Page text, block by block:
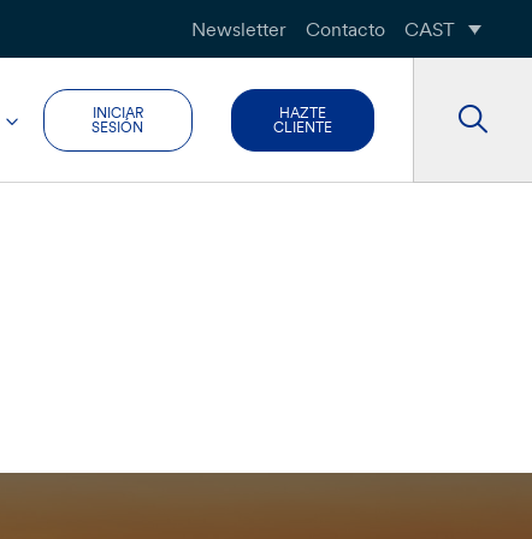
Newsletter Contacto CAST
INICIAR
SESIÓN
HAZTE
CLIENTE